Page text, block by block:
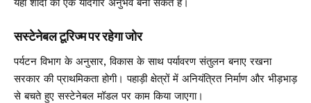
सस्टेनेबल टूरिज्म पर रहेगा जोर
पर्यटन विभाग के अनुसार, विकास के साथ पर्यावरण संतुलन बनाए रखना
सरकार की प्राथमिकता होगी। पहाड़ी क्षेत्रों में अनियंत्रित निर्माण और भीड़भाड़
से बचते हुए सस्टेनेबल मॉडल पर काम किया जाएगा।